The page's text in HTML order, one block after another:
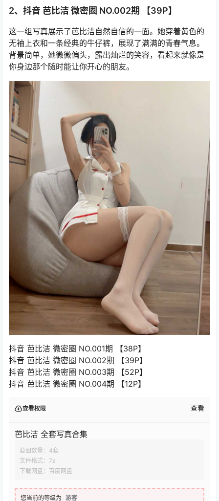
2、抖音 芭比洁 微密圈 NO.002期 【39P】
这一组写真展示了芭比洁自然自信的一面。她穿着黄色的
无袖上衣和一条经典的牛仔裤，展现了满满的青春气息。
背景简单，她微微偏头，露出灿烂的笑容，看起来就像是
你身边那个随时能让你开心的朋友。
抖音 芭比洁 微密圈 NO.001期 【38P】
抖音 芭比洁 微密圈 NO.002期 【39P】
抖音 芭比洁 微密圈 NO.003期 【52P】
抖音 芭比洁 微密圈 NO.004期 【12P】
查看权限 查看
芭比洁 全套写真合集
套图数量：4套
文件格式：7z
下载网盘：百度网盘
您当前的等级为 游客